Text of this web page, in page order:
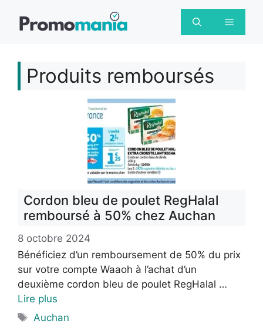
Menu
Produits remboursés
Cordon bleu de poulet RegHalal
remboursé à 50% chez Auchan
8 octobre 2024
Bénéficiez d’un remboursement de 50% du prix
sur votre compte Waaoh à l’achat d’un
deuxième cordon bleu de poulet RegHalal …
Lire plus
Étiquettes
Auchan